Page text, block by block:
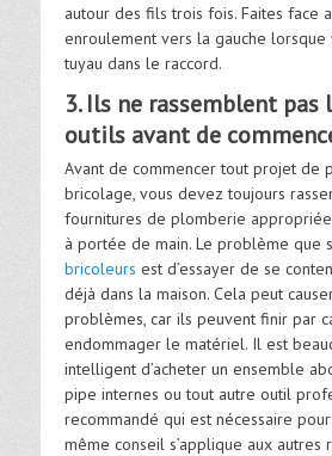
autour des fils trois fois. Faites face
enroulement vers la gauche lorsque
tuyau dans le raccord.
3. Ils ne rassemblent pas
outils avant de
Avant de commencer tout projet de
bricolage, vous devez toujours
fournitures de plomberie
à portée de main. Le problème que
bricoleurs est d’essayer de se
déjà dans la maison. Cela peut
problèmes, car ils peuvent finir par
endommager le matériel. Il est
intelligent d’acheter un ensemble
pipe internes ou tout autre outil
recommandé qui est nécessaire
même conseil s’applique aux autres